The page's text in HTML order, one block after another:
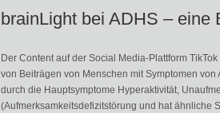
brainLight bei ADHS – eine
Der Content auf der Social Media-Plattform
von Beiträgen von Menschen mit Symptomen
durch die Hauptsymptome Hyperaktivität,
(Aufmerksamkeitsdefizitstörung und hat ähnliche